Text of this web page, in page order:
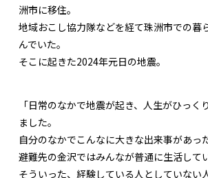
洲市に移住。
地域おこし協力隊などを経て珠洲市での暮
んでいた。
そこに起きた2024年元日の地震。
「日常のなかで地震が起き、人生がひっく
ました。
自分のなかでこんなに大きな出来事があっ
避難先の金沢ではみんなが普通に生活して
そういった、経験している人としていない